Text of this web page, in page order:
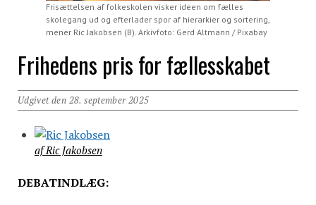
Frisættelsen af folkeskolen visker ideen om fælles
skolegang ud og efterlader spor af hierarkier og sortering,
mener Ric Jakobsen (B). Arkivfoto: Gerd Altmann / Pixabay
Frihedens pris for fællesskabet
Udgivet den 28. september 2025
af Ric Jakobsen
DEBATINDLÆG: